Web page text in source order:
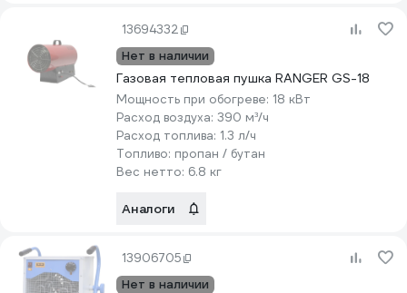
13694332
Нет в наличии
Газовая тепловая пушка RANGER GS-18
Мощность при обогреве: 18 кВт
Расход воздуха: 390 м³/ч
Расход топлива: 1.3 л/ч
Топливо: пропан / бутан
Вес нетто: 6.8 кг
Аналоги
13906705
Нет в наличии